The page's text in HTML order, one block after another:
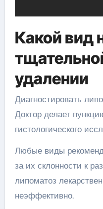
Какой вид
удалении
Диагностировать
Доктор делает
гистологического
Любые виды
за их склонности к
липоматоз
неэффективно.